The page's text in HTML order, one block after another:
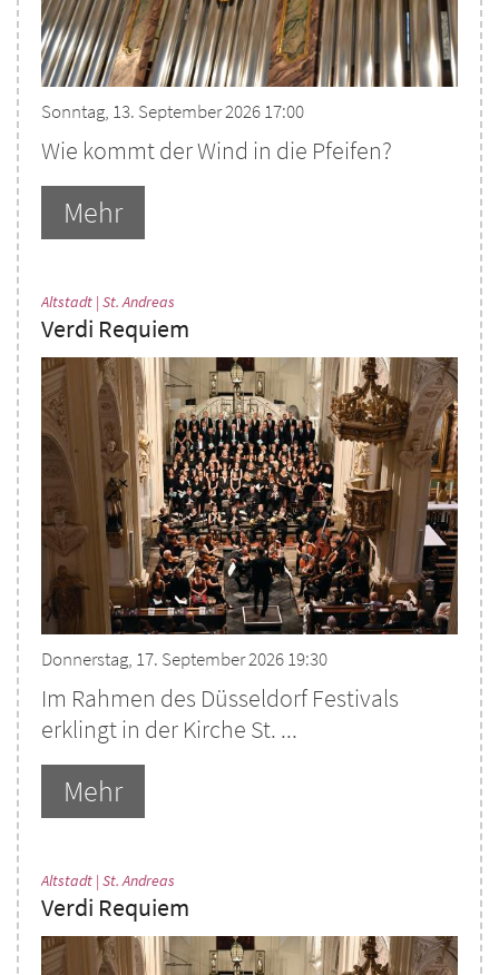
Sonntag, 13. September 2026 17:00
Wie kommt der Wind in die Pfeifen?
Mehr
Altstadt | St. Andreas
Verdi Requiem
Donnerstag, 17. September 2026 19:30
Im Rahmen des Düsseldorf Festivals
erklingt in der Kirche St. ...
Mehr
Altstadt | St. Andreas
Verdi Requiem